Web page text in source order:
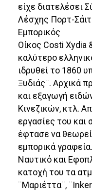
είχε διατελέσει
Λέσχης Πορτ-
Εμπορικός
Οίκος Costi Xydia
καλύτερο
ιδρυθεί το 1860
Ξυδιάς¨. Αρχικά
και εξαγωγή
Κινεζικών, κτλ.
εργασίες του και
έφτασε να
εμπορικά
Ναυτικό και
κατοχή του τα
¨Μαριέττα¨,